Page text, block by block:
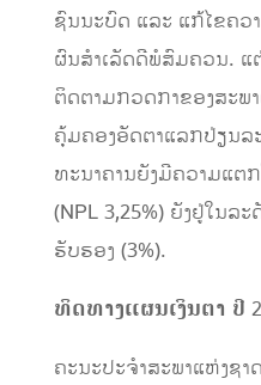
ຊົນນະບົດ ແລະ ແກ້ໄຂຄ
ຜົນສຳເລັດດີ​ພໍ​ສົມຄວນ. ແ
ຕິດຕາມກວດກາຂອງສະພ
ຄຸ້ມຄອງອັດຕາແລກປ່ຽນລ
ທະນາຄານຍັງມີຄວາມແຕ
(NPL 3,25%) ຍັງຢູ່​ໃນ​ລ
ຮັບຮອງ (3%).
ທິດທາງແຜນເງິນຕາ ປີ
ຄະນະ​ປະຈຳ​ສະພາ​ແຫ່ງ​ຊາ